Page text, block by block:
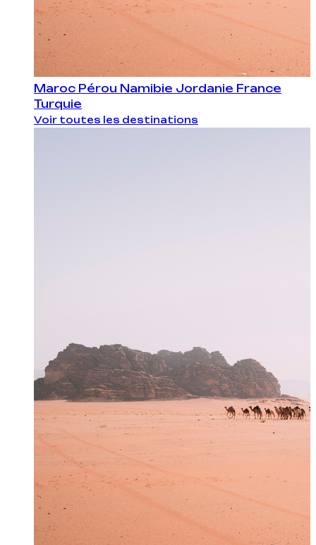
Maroc Pérou Namibie Jordanie France
Turquie
Voir toutes les destinations